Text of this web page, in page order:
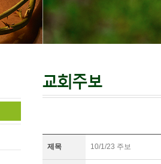
제목 10/1/23 주보